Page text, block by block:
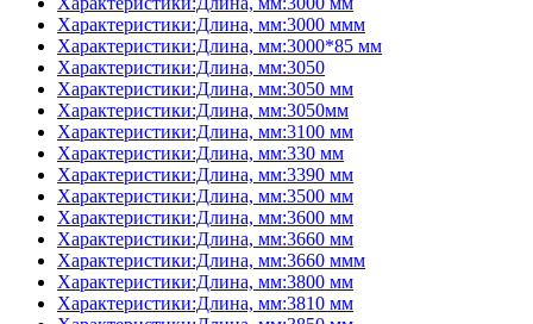
Характеристики:Длина, мм:3000 ммм
Характеристики:Длина, мм:3000*85 мм
Характеристики:Длина, мм:3050
Характеристики:Длина, мм:3050 мм
Характеристики:Длина, мм:3050мм
Характеристики:Длина, мм:3100 мм
Характеристики:Длина, мм:330 мм
Характеристики:Длина, мм:3390 мм
Характеристики:Длина, мм:3500 мм
Характеристики:Длина, мм:3600 мм
Характеристики:Длина, мм:3660 мм
Характеристики:Длина, мм:3660 ммм
Характеристики:Длина, мм:3800 мм
Характеристики:Длина, мм:3810 мм